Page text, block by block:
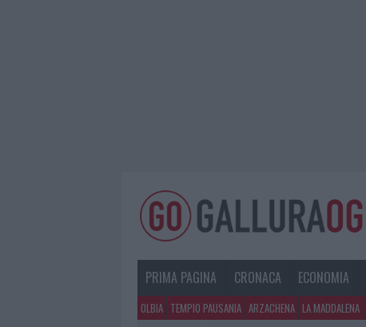
PRIMA PAGINA CRONACA ECONOMIA
OLBIA TEMPIO PAUSANIA ARZACHENA LA MADDALENA